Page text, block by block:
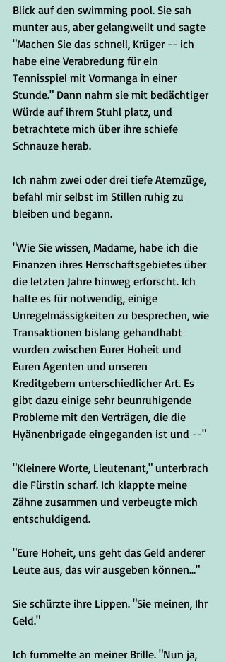
Blick auf den swimming pool. Sie sah
munter aus, aber gelangweilt und sagte
"Machen Sie das schnell, Krüger -- ich
habe eine Verabredung für ein
Tennisspiel mit Vormanga in einer
Stunde." Dann nahm sie mit bedächtiger
Würde auf ihrem Stuhl platz, und
betrachtete mich über ihre schiefe
Schnauze herab.
Ich nahm zwei oder drei tiefe Atemzüge,
befahl mir selbst im Stillen ruhig zu
bleiben und begann.
"Wie Sie wissen, Madame, habe ich die
Finanzen ihres Herrschaftsgebietes über
die letzten Jahre hinweg erforscht. Ich
halte es für notwendig, einige
Unregelmässigkeiten zu besprechen, wie
Transaktionen bislang gehandhabt
wurden zwischen Eurer Hoheit und
Euren Agenten und unseren
Kreditgebern unterschiedlicher Art. Es
gibt dazu einige sehr beunruhigende
Probleme mit den Verträgen, die die
Hyänenbrigade eingeganden ist und --"
"Kleinere Worte, Lieutenant," unterbrach
die Fürstin scharf. Ich klappte meine
Zähne zusammen und verbeugte mich
entschuldigend.
"Eure Hoheit, uns geht das Geld anderer
Leute aus, das wir ausgeben können..."
Sie schürzte ihre Lippen. "Sie meinen, Ihr
Geld."
Ich fummelte an meiner Brille. "Nun ja,